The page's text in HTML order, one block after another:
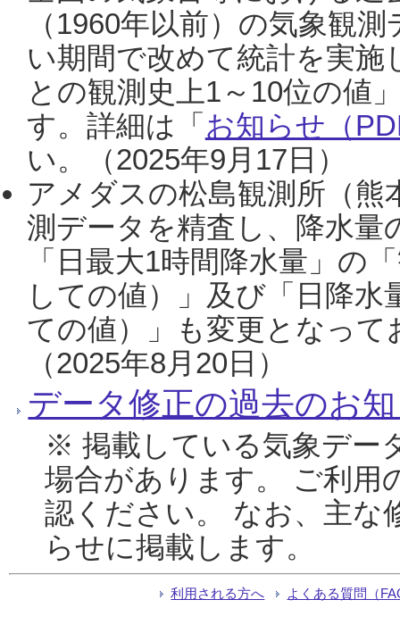
（1960年以前）の気象観
い期間で改めて統計を実
との観測史上1～10位の値
す。詳細は「 お知らせ（
い。（2025年9月17日）
アメダスの松島観測所（熊
測データを精査し、降水
「日最大1時間降水量」の
しての値）」及び「日降
ての値）」も変更となっ
（2025年8月20日）
データ修正の過去のお
※ 掲載している気象デー
場合があります。 ご利用
認ください。 なお、主な
らせに掲載します。
利用される方へ よくある質問（